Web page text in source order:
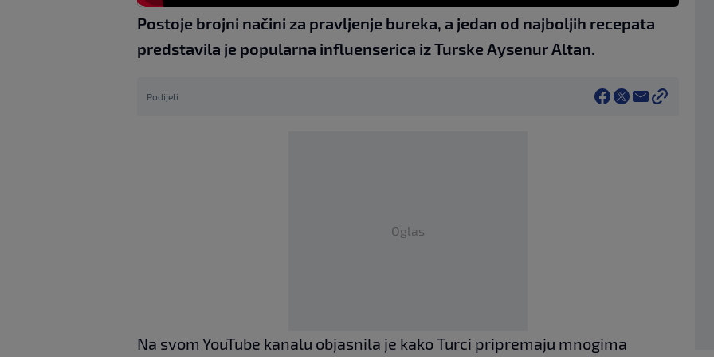
Postoje brojni načini za pravljenje bureka, a jedan od najboljih recepata
predstavila je popularna influenserica iz Turske Aysenur Altan.
Podijeli
Oglas
Na svom YouTube kanalu objasnila je kako Turci pripremaju mnogima